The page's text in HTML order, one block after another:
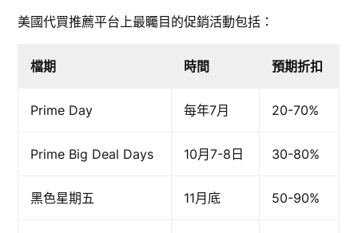
美國代買推薦平台上最矚目的促銷活動包括：
檔期 時間 預期折扣
Prime Day 每年7月 20-70%
Prime Big Deal Days 10月7-8日 30-80%
黑色星期五 11月底 50-90%